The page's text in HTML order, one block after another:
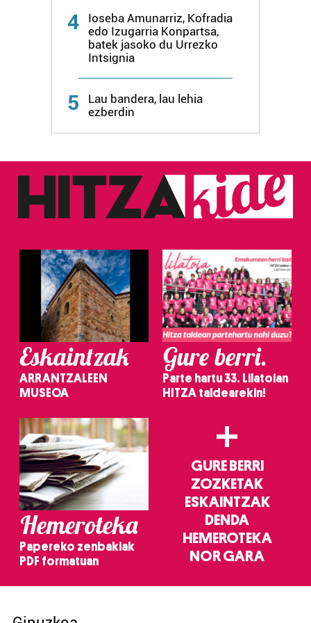
Webgune honek cookie propioak eta hirugarrenen cookie-
fitxategiak erabiltzen ditu. Zure esperientzia eta
erabiltzeko baimen esplizitua ematen diguzu.
4
Ioseba Amunarriz, Kofradia
edo Izugarria Konpartsa,
batek jasoko du Urrezko
Intsignia
5
Lau bandera, lau lehia
ezberdin
Eskaintzak
ARRANTZALEEN
MUSEOA
Gure berri.
Parte hartu 33. Lilatoian
HITZA taldearekin!
Hemeroteka
Papereko zenbakiak
PDF formatuan
+
GURE BERRI
ZOZKETAK
ESKAINTZAK
DENDA
HEMEROTEKA
NOR GARA